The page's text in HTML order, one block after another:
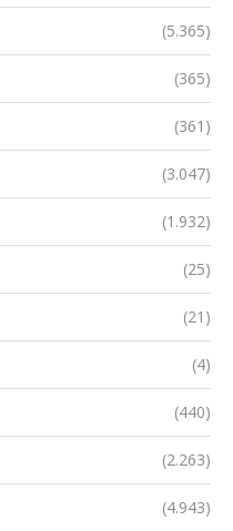
(5.365)
(365)
(361)
(3.047)
(1.932)
(25)
(21)
(4)
(440)
(2.263)
(4.943)